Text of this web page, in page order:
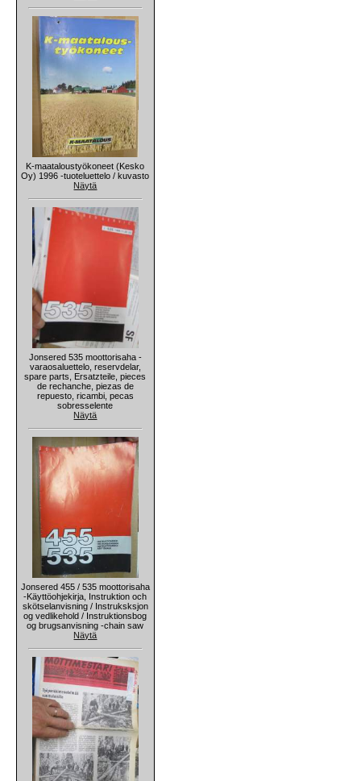
K-maataloustyökoneet (Kesko
Oy) 1996 -tuoteluettelo / kuvasto
Näytä
Jonsered 535 moottorisaha -
varaosaluettelo, reservdelar,
spare parts, Ersatzteile, pieces
de rechanche, piezas de
repuesto, ricambi, pecas
sobresselente
Näytä
Jonsered 455 / 535 moottorisaha
-Käyttöohjekirja, Instruktion och
skötselanvisning / Instruksksjon
og vedlikehold / Instruktionsbog
og brugsanvisning -chain saw
Näytä